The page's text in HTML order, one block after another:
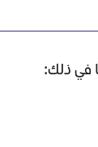
في ذلك: